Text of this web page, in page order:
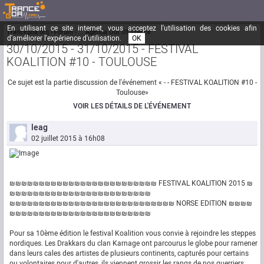
En utilisant ce site internet, vous acceptez l'utilisation des cookies afin
d'améliorer l'expérience d'utilisation.
OK
Trancegoa.org Forum ::. Agenda Out Of Trance
30/10/2015 - 31/10/2015 - FESTIVAL
KOALITION #10 - TOULOUSE
Ce sujet est la partie discussion de l'événement « - - FESTIVAL KOALITION #10 -
Toulouse»
VOIR LES DÉTAILS DE L'ÉVÉNEMENT
leag
02 juillet 2015 à 16h08
₪₪₪₪₪₪₪₪₪₪₪₪₪₪₪₪₪₪₪₪₪₪₪₪₪ FESTIVAL KOALITION 2015 ₪
₪₪₪₪₪₪₪₪₪₪₪₪₪₪₪₪₪₪₪₪₪₪₪₪
₪₪₪₪₪₪₪₪₪₪₪₪₪₪₪₪₪₪₪₪₪₪₪₪₪₪₪₪ NORSE EDITION ₪₪₪₪
₪₪₪₪₪₪₪₪₪₪₪₪₪₪₪₪₪₪₪₪₪₪₪₪
Pour sa 10ème édition le festival Koalition vous convie à rejoindre les steppes
nordiques. Les Drakkars du clan Karnage ont parcourus le globe pour ramener
dans leurs cales des artistes de plusieurs continents, capturés pour certains